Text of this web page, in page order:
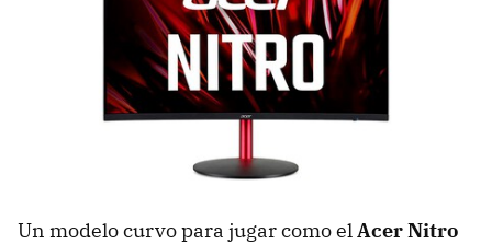
Un modelo curvo para jugar como elAcer Nitro